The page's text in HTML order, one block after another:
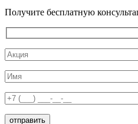
Получите бесплатную